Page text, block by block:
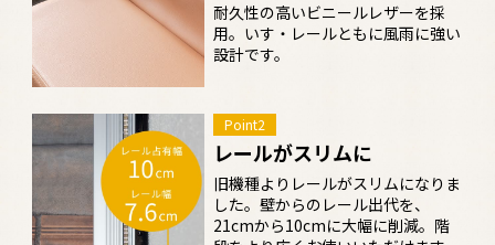
耐久性の高いビニールレザーを採
用。いす・レールともに風雨に強い
設計です。
Point2
レールがスリムに
旧機種よりレールがスリムになりま
した。壁からのレール出代を、
21cmから10cmに大幅に削減。階